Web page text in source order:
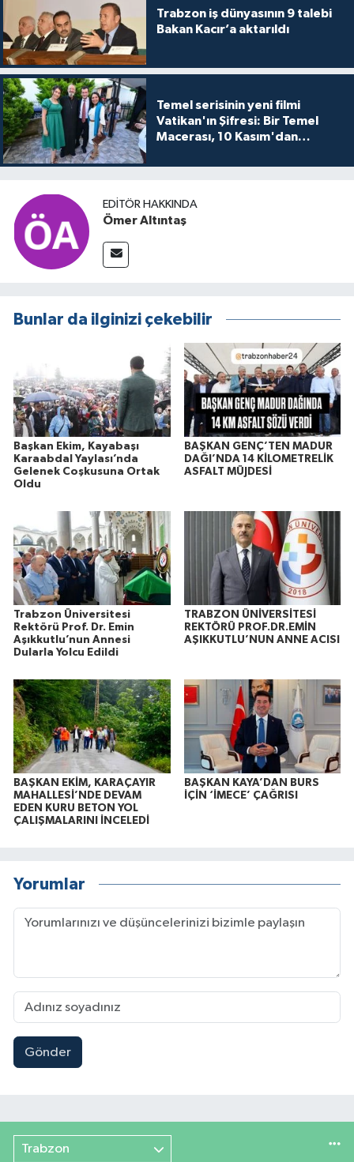
Trabzon iş dünyasının 9 talebi
Bakan Kacır’a aktarıldı
Temel serisinin yeni filmi
Vatikan'ın Şifresi: Bir Temel
Macerası, 10 Kasım'dan
buluşuyo
EDITÖR HAKKINDA
Ömer Altıntaş
Bunlar da ilginizi çekebilir
Başkan Ekim, Kayabaşı
Karaabdal Yaylası’nda
Gelenek Coşkusuna Ortak
Oldu
BAŞKAN GENÇ’TEN MADUR
DAĞI’NDA 14 KİLOMETRELİK
ASFALT MÜJDESİ
Trabzon Üniversitesi
Rektörü Prof. Dr. Emin
Aşıkkutlu’nun Annesi
Dularla Yolcu Edildi
TRABZON ÜNİVERSİTESİ
REKTÖRÜ PROF.DR.EMİN
AŞIKKUTLU’NUN ANNE ACISI
BAŞKAN EKİM, KARAÇAYIR
MAHALLESİ’NDE DEVAM
EDEN KURU BETON YOL
ÇALIŞMALARINI İNCELEDİ
BAŞKAN KAYA’DAN BURS
İÇİN ‘İMECE’ ÇAĞRISI
Yorumlar
Gönder
Trabzon